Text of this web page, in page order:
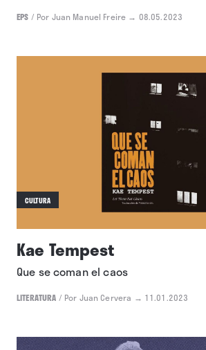
EPS / Por Juan Manuel Freire → 08.05.2023
CULTURA
Kae Tempest
Que se coman el caos
LITERATURA / Por Juan Cervera → 11.01.2023